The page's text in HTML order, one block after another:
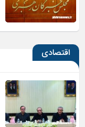
اقتصادی